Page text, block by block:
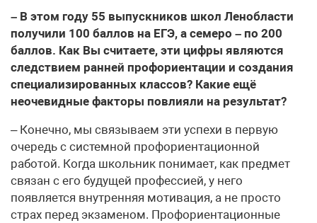
– В этом году 55 выпускников школ Ленобласти
получили 100 баллов на ЕГЭ, а семеро – по 200
баллов. Как Вы считаете, эти цифры являются
следствием ранней профориентации и создания
специализированных классов? Какие ещё
неочевидные факторы повлияли на результат?
– Конечно, мы связываем эти успехи в первую
очередь с системной профориентационной
работой. Когда школьник понимает, как предмет
связан с его будущей профессией, у него
появляется внутренняя мотивация, а не просто
страх перед экзаменом. Профориентационные